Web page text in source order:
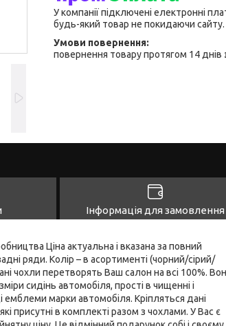
У компанії підключені електронні
будь-який товар не покидаючи сайту.
повернення товару протягом 14 днів
Інформація для замовлення
Ціна актуальна і вказана за повний
ряди. Колір – в асортименті (чорний/сірий/
чохли перетворять Ваш салон на всі 100%.
сидінь автомобіля, прості в чищенні і
емблеми марки автомобіля. Кріпляться дані
присутні в комплекті разом з чохлами. У Вас є